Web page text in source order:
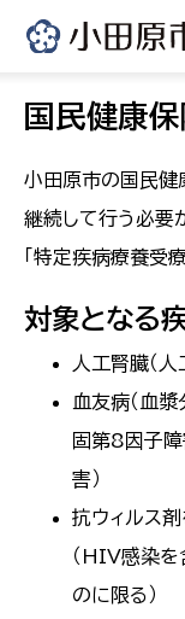
国民健康
小田原市の国民健
継続して行う必要
「特定疾病療養受
対象となる
人工腎臓（
血友病（血
固第8因子
害）
抗ウィルス
（HIV感染を
のに限る）